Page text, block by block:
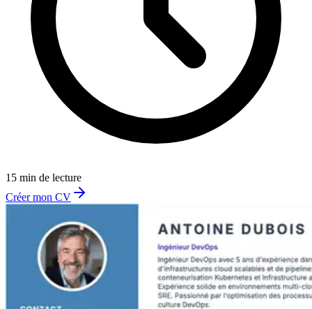
15 min de lecture
Créer mon CV